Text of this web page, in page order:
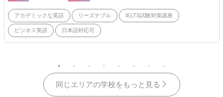
アカデミックな英語 リーズナブル IELTS試験対策講座
ビジネス英語 日本語対応可
同じエリアの学校をもっと見る